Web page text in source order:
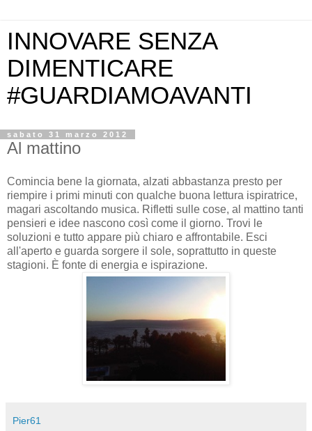
INNOVARE SENZA
DIMENTICARE
#GUARDIAMOAVANTI
sabato 31 marzo 2012
Al mattino
Comincia bene la giornata, alzati abbastanza presto per
riempire i primi minuti con qualche buona lettura ispiratrice,
magari ascoltando musica. Rifletti sulle cose, al mattino tanti
pensieri e idee nascono così come il giorno. Trovi le
soluzioni e tutto appare più chiaro e affrontabile. Esci
all'aperto e guarda sorgere il sole, soprattutto in queste
stagioni. È fonte di energia e ispirazione.
Pier61